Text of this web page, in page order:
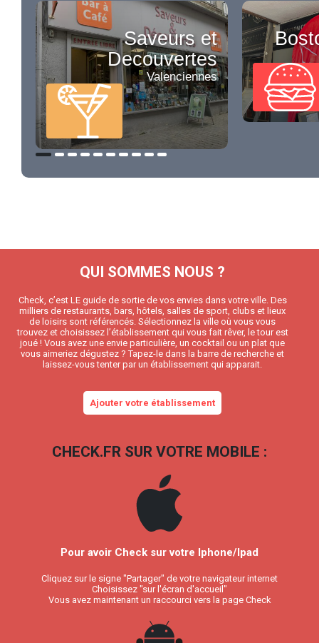
Saveurs et
Decouvertes
Valenciennes
QUI SOMMES NOUS ?
Check, c’est LE guide de sortie de vos envies dans votre ville. Des
milliers de restaurants, bars, hôtels, salles de sport, clubs et lieux
de loisirs sont référencés. Sélectionnez la ville où vous vous
trouvez et choisissez l’établissement qui vous fait rêver, le tour est
joué ! Vous avez une envie particulière, un cocktail ou un plat que
vous aimeriez dégustez ? Tapez-le dans la barre de recherche et
laissez-vous tenter par un établissement qui apparait.
Ajouter votre établissement
CHECK.FR SUR VOTRE MOBILE :
Pour avoir Check sur votre Iphone/Ipad
Cliquez sur le signe "Partager" de votre navigateur internet
Choisissez "sur l'écran d'accueil"
Vous avez maintenant un raccourci vers la page Check